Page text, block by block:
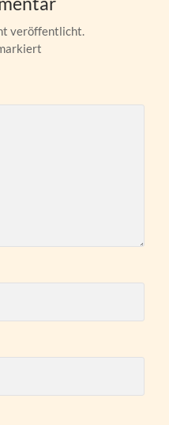
veröffentlicht.